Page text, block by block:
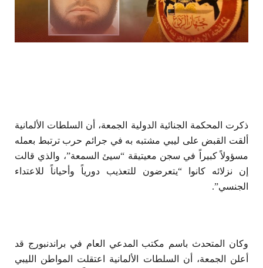
ذكرت المحكمة الجنائية الدولية الجمعة، أن السلطات الألمانية
ألقت القبض على ليبي مشتبه به في جرائم حرب ترتبط بعمله
مسؤولاً كبيراً في سجن معيتيقة “سيئ السمعة”، والذي قالت
إن نزلائه كانوا “يتعرضون للتعذيب دورياً وأحياناً للاعتداء
الجنسي”.
وكان المتحدث باسم مكتب المدعي العام في براندنبورج قد
أعلن الجمعة، أن السلطات الألمانية اعتقلت المواطن الليبي